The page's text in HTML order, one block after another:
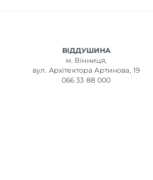
ВІДДУШИНА
м. Вінниця,
вул. Архітектора Артинова, 19
066 33 88 000